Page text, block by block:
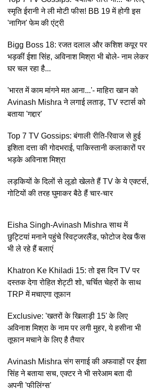
स्मृति ईरानी ने ली मोटी फीस! BB 19 में होगी इस
'नागिन' फेम की एंट्री
Bigg Boss 18: रजत दलाल और कशिश कपूर पर
भड़कीं ईशा सिंह, अविनाश मिश्रा भी बोले- नाम लेकर
घर चल रहा है...
'भारत में काम मांगने मत आना...'- माहिरा खान को
Avinash Mishra ने लगाई लताड़, TV स्टार्स को
बताया 'गद्दार'
Top 7 TV Gossips: बंगाली रीति-रिवाज से हुई
इशिता दत्ता की गोदभराई, पाकिस्तानी कलाकारों पर
भड़के अविनाश मिश्रा
लड़कियों के दिलों से लूडो खेलते हैं TV के ये एक्टर्स,
गोटियों की तरह घुमाकर बैठे हैं चार-चार
Eisha Singh-Avinash Mishra साथ में
छुट्टियां मनाने पहुंचे स्विट्जरलैंड, फोटोज देख फैंस
भी ले रहे हैं बलाएं
Khatron Ke Khiladi 15: तो इस दिन TV पर
दस्तक देगा रोहित शेट्टी शो, चर्चित चेहरों के साथ
TRP में मचाएगा तूफान
Exclusive: 'खतरों के खिलाड़ी 15' के लिए
अविनाश मिश्रा के नाम पर लगी मुहर, ये हसीना भी
तूफान मचाने के लिए है तैयार
Avinash Mishra संग सगाई की अफवाहों पर ईशा
सिंह ने बताया सच, एक्टर ने भी सरेआम बता दी
अपनी 'फीलिंग्स'